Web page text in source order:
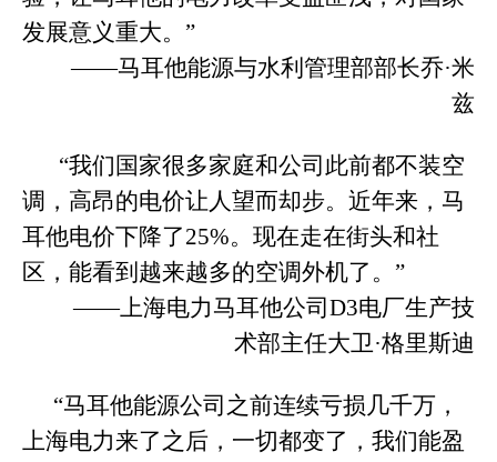
发展意义重大。”
——马耳他能源与水利管理部部长乔·米
兹
“我们国家很多家庭和公司此前都不装空
调，高昂的电价让人望而却步。近年来，马
耳他电价下降了25%。现在走在街头和社
区，能看到越来越多的空调外机了。”
——上海电力马耳他公司D3电厂生产技
术部主任大卫·格里斯迪
“马耳他能源公司之前连续亏损几千万，
上海电力来了之后，一切都变了，我们能盈